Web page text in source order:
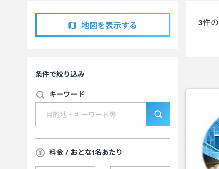
地図を表示する
条件で絞り込み
キーワード
料金 / おとな1名あたり
3件の